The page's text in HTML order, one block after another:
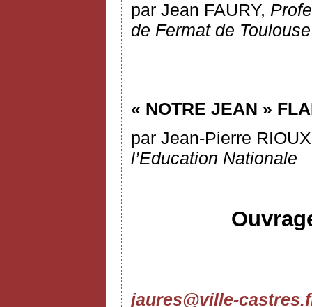
par Jean FAURY,
de Fermat de Toulouse
« NOTRE JEAN »
par Jean-Pierre
l’Education Nationale
jaures@ville-